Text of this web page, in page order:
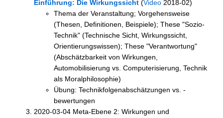
Einführung: Die Wirkungssicht (Video 2018-02)
Thema der Veranstaltung; Vorgehensweise
(Thesen, Definitionen, Beispiele); These "Sozio-
Technik" (Technische Sicht, Wirkungssicht,
Orientierungswissen); These "Verantwortung"
(Abschätzbarkeit von Wirkungen,
Automobilisierung vs. Computerisierung, Technik
als Moralphilosophie)
Übung: Technikfolgenabschätzungen vs. -
bewertungen
2020-03-04 Meta-Ebene 2: Wirkungen und